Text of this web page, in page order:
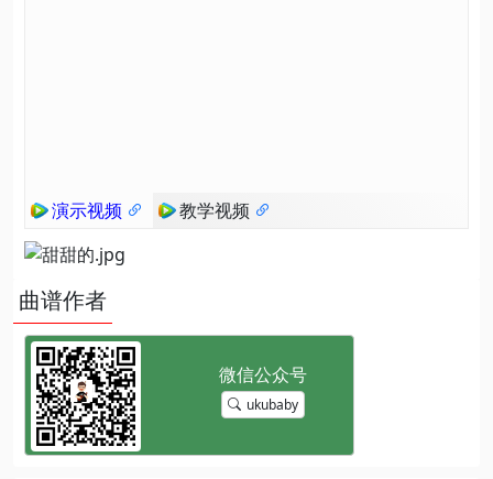
演示视频 教学视频
曲谱作者
ukubaby